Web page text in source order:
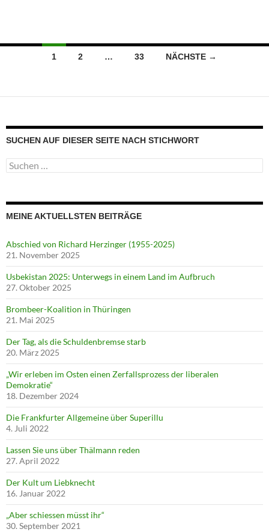
Beitragsnavigation
1 2 … 33 NÄCHSTE →
SUCHEN AUF DIESER SEITE NACH STICHWORT
Suche
nach:
MEINE AKTUELLSTEN BEITRÄGE
Abschied von Richard Herzinger (1955-2025)
21. November 2025
Usbekistan 2025: Unterwegs in einem Land im Aufbruch
27. Oktober 2025
Brombeer-Koalition in Thüringen
21. Mai 2025
Der Tag, als die Schuldenbremse starb
20. März 2025
„Wir erleben im Osten einen Zerfallsprozess der liberalen
Demokratie“
18. Dezember 2024
Die Frankfurter Allgemeine über Superillu
4. Juli 2022
Lassen Sie uns über Thälmann reden
27. April 2022
Der Kult um Liebknecht
16. Januar 2022
„Aber schiessen müsst ihr“
30. September 2021